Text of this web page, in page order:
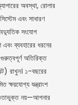
অবস্থা, রোলার
এবং সাধারণ
সংযোগ
এবং ব্যবহারের ধরনের
অতিরিক্ত
রাখুন। ১-বছরের
ক্ষয়যোগ্য যন্ত্রাংশ
নয়—আপনার